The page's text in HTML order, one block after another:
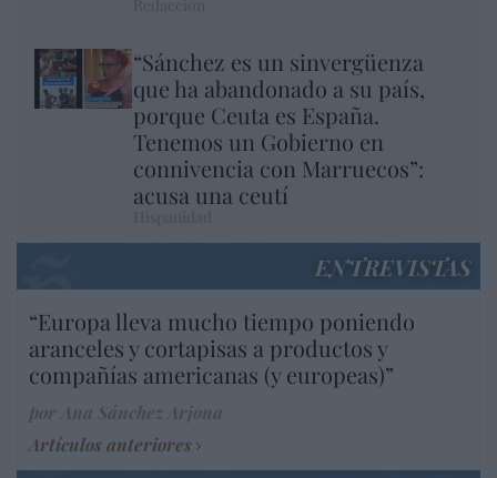
“Sánchez es un sinvergüenza
que ha abandonado a su país,
porque Ceuta es España.
Tenemos un Gobierno en
connivencia con Marruecos”:
acusa una ceutí
ENTREVISTAS
“Europa lleva mucho tiempo poniendo
aranceles y cortapisas a productos y
compañías americanas (y europeas)”
Artículos anteriores